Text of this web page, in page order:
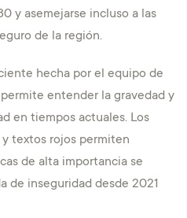
y asemejarse incluso a las
de la región.
hecha por el equipo de
entender la gravedad y
en tiempos actuales. Los
textos rojos permiten
de alta importancia se
de inseguridad desde 2021